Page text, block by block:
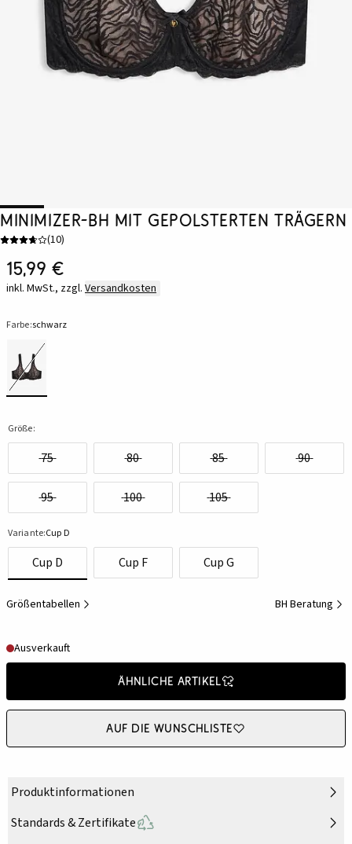
Minimizer-BH mit gepolsterten Trägern
(10)
15,99 €
inkl. MwSt., zzgl. Versandkosten
Farbe:schwarz
Größe:
75 80 85 90
95 100 105
Variante:Cup D
Cup D Cup F Cup G
Größentabellen BH Beratung
Ausverkauft
Ähnliche Artikel
Auf die Wunschliste
Produktinformationen
Standards & Zertifikate